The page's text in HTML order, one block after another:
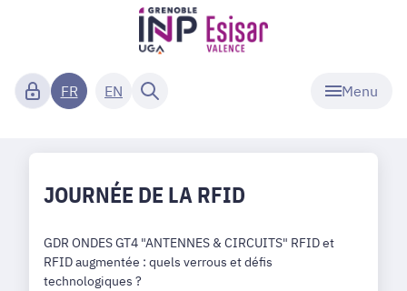
Menu
FR EN
JOURNÉE DE LA RFID
GDR ONDES GT4 "ANTENNES & CIRCUITS" RFID et
RFID augmentée : quels verrous et défis
technologiques ?